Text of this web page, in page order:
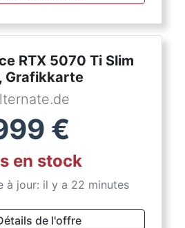
RTX 5070 Ti Slim
Grafikkarte
€
en stock
à jour: il y a 22 minutes
de l'offre